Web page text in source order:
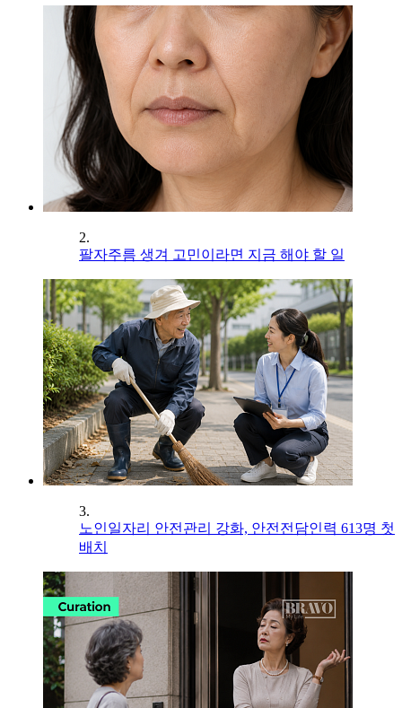
2.
팔자주름 생겨 고민이라면 지금 해야 할 일
3.
노인일자리 안전관리 강화, 안전전담인력 613명 첫
배치